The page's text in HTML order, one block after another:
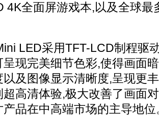
4K全面屏游戏本,以及全球最
LED采用TFT-LCD制程驱
呈现完美细节色彩,使得画面
及图像显示清晰度,呈现更
高清体验,极大改善了画面
品在中高端市场的主导地位